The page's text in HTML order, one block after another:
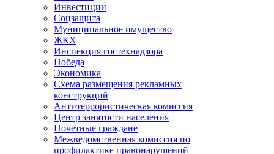
Инвестиции
Соцзащита
Муниципальное имущество
ЖКХ
Инспекция гостехнадзора
Победа
Экономика
Схема размещения рекламных
конструкций
Антитеррористическая комиссия
Центр занятости населения
Почетные граждане
Межведомственная комиссия по
профилактике правонарушений